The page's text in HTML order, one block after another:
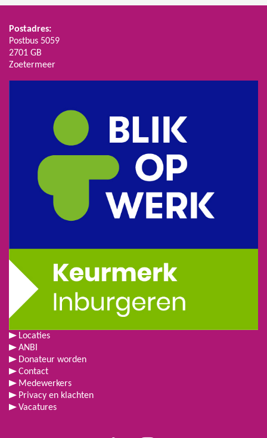
Postadres:
Postbus 5059
2701 GB
Zoetermeer
Locaties
ANBI
Donateur worden
Contact
Medewerkers
Privacy en klachten
Vacatures